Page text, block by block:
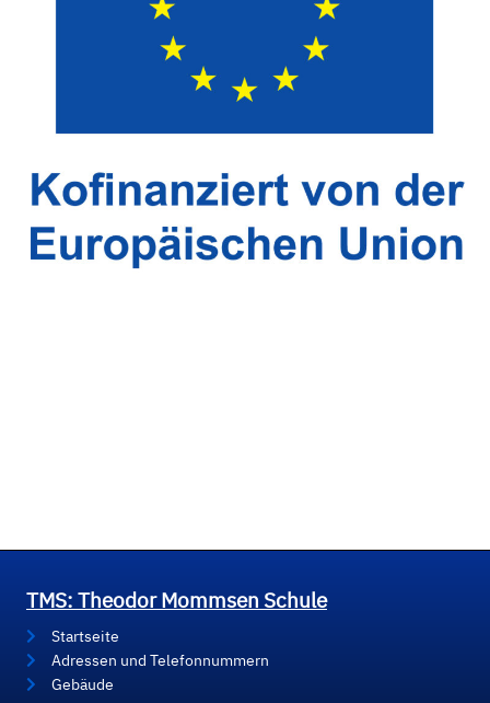
TMS: Theodor Mommsen Schule
Startseite
Adressen und Telefonnummern
Gebäude